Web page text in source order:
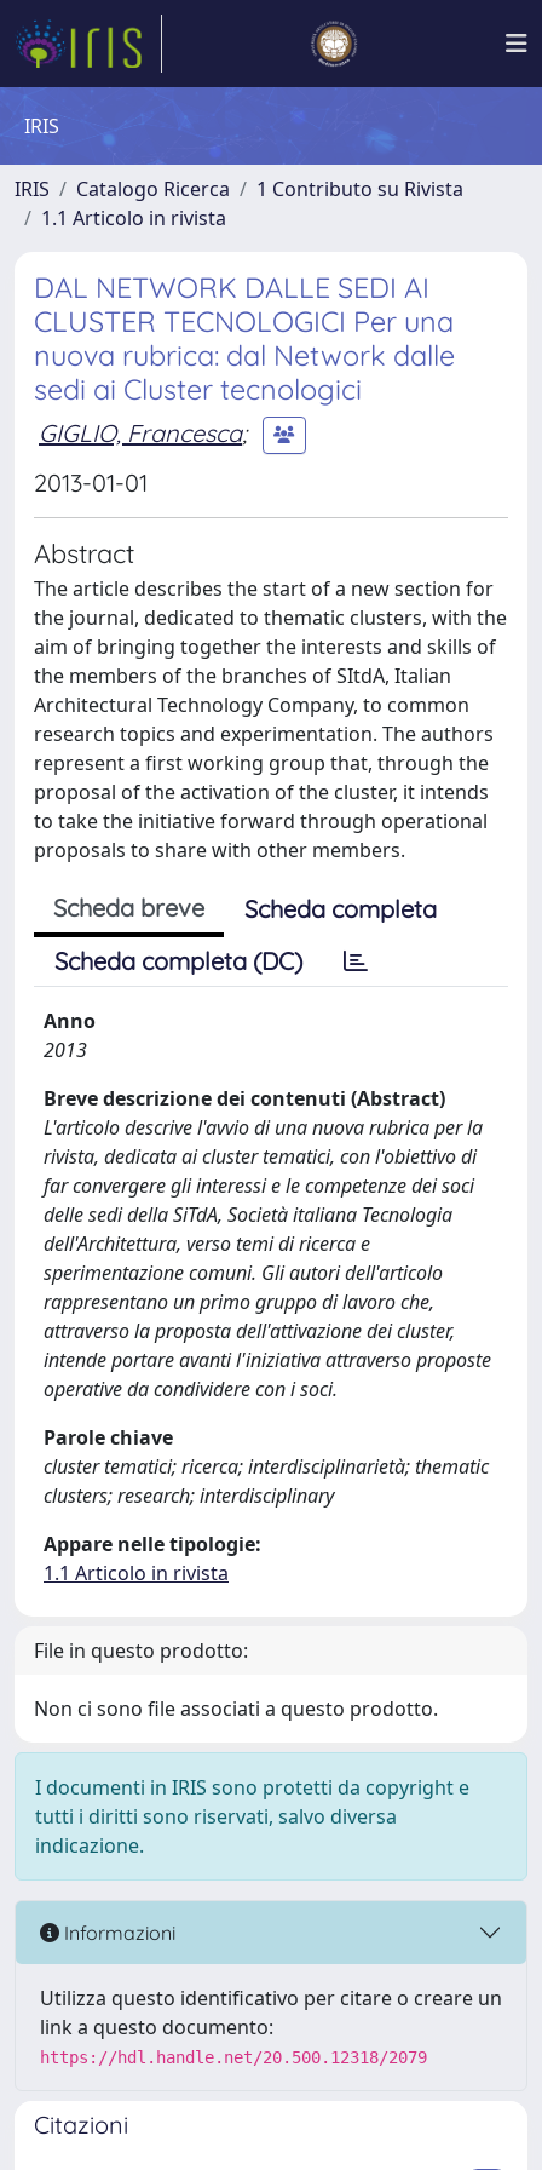
IRIS
IRIS Catalogo Ricerca
1 Contributo su Rivista
1.1 Articolo in rivista
DAL NETWORK DALLE SEDI AI
CLUSTER TECNOLOGICI Per una
nuova rubrica: dal Network dalle
sedi ai Cluster tecnologici
GIGLIO, Francesca;
2013-01-01
Abstract
The article describes the start of a new section for
the journal, dedicated to thematic clusters, with the
aim of bringing together the interests and skills of
the members of the branches of SItdA, Italian
Architectural Technology Company, to common
research topics and experimentation. The authors
represent a first working group that, through the
proposal of the activation of the cluster, it intends
to take the initiative forward through operational
proposals to share with other members.
Scheda breve
Scheda completa
Scheda completa (DC)
Anno
2013
Breve descrizione dei contenuti (Abstract)
L'articolo descrive l'avvio di una nuova rubrica per la
rivista, dedicata ai cluster tematici, con l'obiettivo di
far convergere gli interessi e le competenze dei soci
delle sedi della SiTdA, Società italiana Tecnologia
dell'Architettura, verso temi di ricerca e
sperimentazione comuni. Gli autori dell'articolo
rappresentano un primo gruppo di lavoro che,
attraverso la proposta dell'attivazione dei cluster,
intende portare avanti l'iniziativa attraverso proposte
operative da condividere con i soci.
Parole chiave
cluster tematici; ricerca; interdisciplinarietà; thematic
clusters; research; interdisciplinary
Appare nelle tipologie:
1.1 Articolo in rivista
File in questo prodotto:
Non ci sono file associati a questo prodotto.
I documenti in IRIS sono protetti da copyright e
tutti i diritti sono riservati, salvo diversa
indicazione.
Informazioni
Utilizza questo identificativo per citare o creare un
link a questo documento:
https://hdl.handle.net/20.500.12318/2079
Citazioni